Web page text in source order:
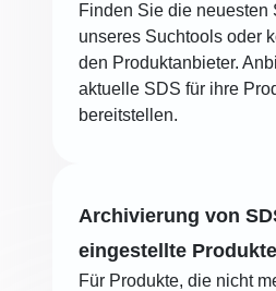
Finden Sie die neuesten
unseres Suchtools oder
den Produktanbieter.
aktuelle SDS für ihre
bereitstellen.
Archivierung von
eingestellte Produkte
Für Produkte, die nicht